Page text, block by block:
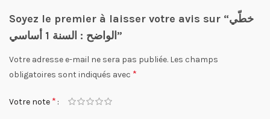
Soyez le premier à laisser votre avis sur “خطّي
الواضح : السنة 1 أساسي”
Votre adresse e-mail ne sera pas publiée. Les champs
obligatoires sont indiqués avec *
Votre note *